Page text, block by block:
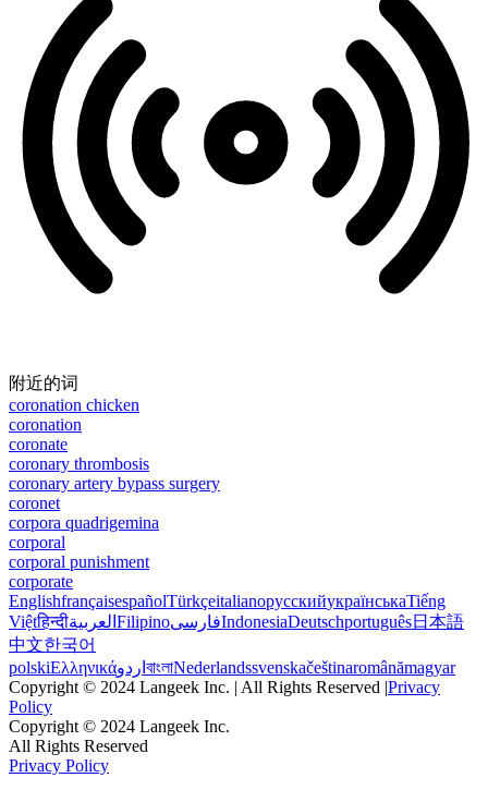
附近的词
coronation chicken
coronation
coronate
coronary thrombosis
coronary artery bypass surgery
coronet
corpora quadrigemina
corporal
corporal punishment
corporate
EnglishfrançaisespañolTürkçeitalianoрусскийукраїнськаTiếng
Việtहिन्दीالعربية FilipinoفارسیIndonesiaDeutschportuguês日本語
中文한국어
polskiΕλληνικάاردو বাংলাNederlandssvenskačeštinaromânămagyar
Copyright © 2024 Langeek Inc. | All Rights Reserved |Privacy
Policy
Copyright © 2024 Langeek Inc.
All Rights Reserved
Privacy Policy